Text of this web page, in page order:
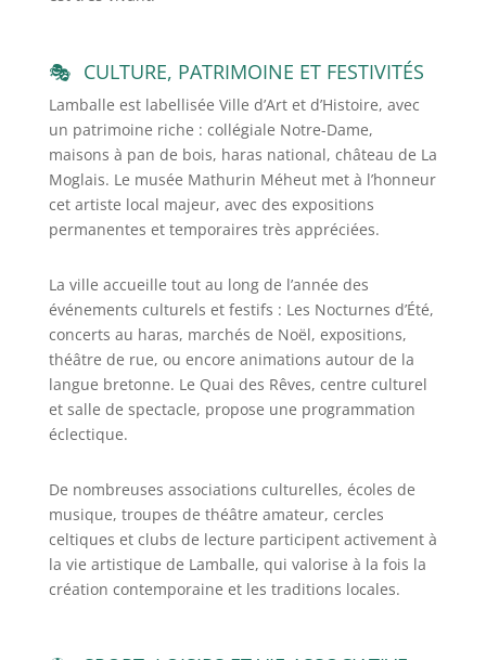
CULTURE, PATRIMOINE ET FESTIVITÉS
Lamballe est labellisée Ville d’Art et d’Histoire, avec
un patrimoine riche : collégiale Notre-Dame,
maisons à pan de bois, haras national, château de La
Moglais. Le musée Mathurin Méheut met à l’honneur
cet artiste local majeur, avec des expositions
permanentes et temporaires très appréciées.
La ville accueille tout au long de l’année des
événements culturels et festifs : Les Nocturnes d’Été,
concerts au haras, marchés de Noël, expositions,
théâtre de rue, ou encore animations autour de la
langue bretonne. Le Quai des Rêves, centre culturel
et salle de spectacle, propose une programmation
éclectique.
De nombreuses associations culturelles, écoles de
musique, troupes de théâtre amateur, cercles
celtiques et clubs de lecture participent activement à
la vie artistique de Lamballe, qui valorise à la fois la
création contemporaine et les traditions locales.